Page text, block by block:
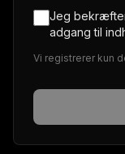
Jeg
adgang til
Vi registrerer kun